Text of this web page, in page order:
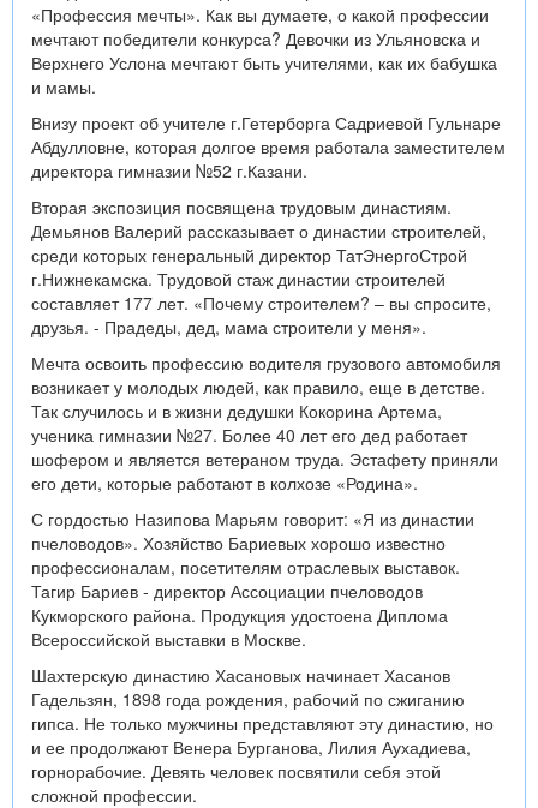
«Профессия мечты». Как вы думаете, о какой профессии
мечтают победители конкурса? Девочки из Ульяновска и
Верхнего Услона мечтают быть учителями, как их бабушка
и мамы.
Внизу проект об учителе г.Гетерборга Садриевой Гульнаре
Абдулловне, которая долгое время работала заместителем
директора гимназии №52 г.Казани.
Вторая экспозиция посвящена трудовым династиям.
Демьянов Валерий рассказывает о династии строителей,
среди которых генеральный директор ТатЭнергоСтрой
г.Нижнекамска. Трудовой стаж династии строителей
составляет 177 лет. «Почему строителем? – вы спросите,
друзья. - Прадеды, дед, мама строители у меня».
Мечта освоить профессию водителя грузового автомобиля
возникает у молодых людей, как правило, еще в детстве.
Так случилось и в жизни дедушки Кокорина Артема,
ученика гимназии №27. Более 40 лет его дед работает
шофером и является ветераном труда. Эстафету приняли
его дети, которые работают в колхозе «Родина».
С гордостью Назипова Марьям говорит: «Я из династии
пчеловодов». Хозяйство Бариевых хорошо известно
профессионалам, посетителям отраслевых выставок.
Тагир Бариев - директор Ассоциации пчеловодов
Кукморского района. Продукция удостоена Диплома
Всероссийской выставки в Москве.
Шахтерскую династию Хасановых начинает Хасанов
Гадельзян, 1898 года рождения, рабочий по сжиганию
гипса. Не только мужчины представляют эту династию, но
и ее продолжают Венера Бурганова, Лилия Аухадиева,
горнорабочие. Девять человек посвятили себя этой
сложной профессии.